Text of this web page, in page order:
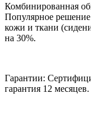
Комбинированная
Популярное
кожи и ткани
на 30%.
Гарантии:
гарантия 12 месяцев.